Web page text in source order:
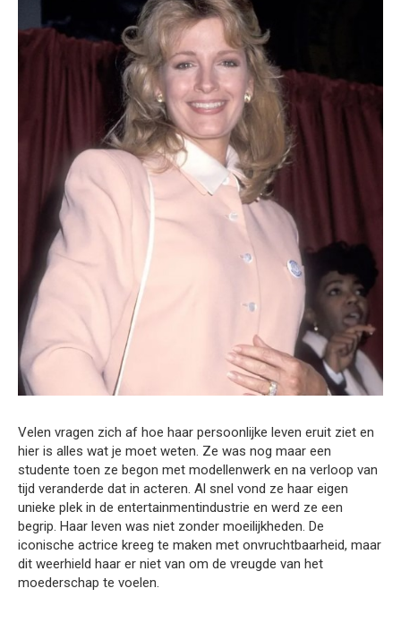
Velen vragen zich af hoe haar persoonlijke leven eruit ziet en
hier is alles wat je moet weten. Ze was nog maar een
studente toen ze begon met modellenwerk en na verloop van
tijd veranderde dat in acteren. Al snel vond ze haar eigen
unieke plek in de entertainmentindustrie en werd ze een
begrip. Haar leven was niet zonder moeilijkheden. De
iconische actrice kreeg te maken met onvruchtbaarheid, maar
dit weerhield haar er niet van om de vreugde van het
moederschap te voelen.